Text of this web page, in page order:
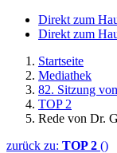
Direkt zum
Direkt zum
Startseite
Mediathek
82. Sitzung
TOP 2
Rede von Dr.
zurück zu: TOP 2 ()